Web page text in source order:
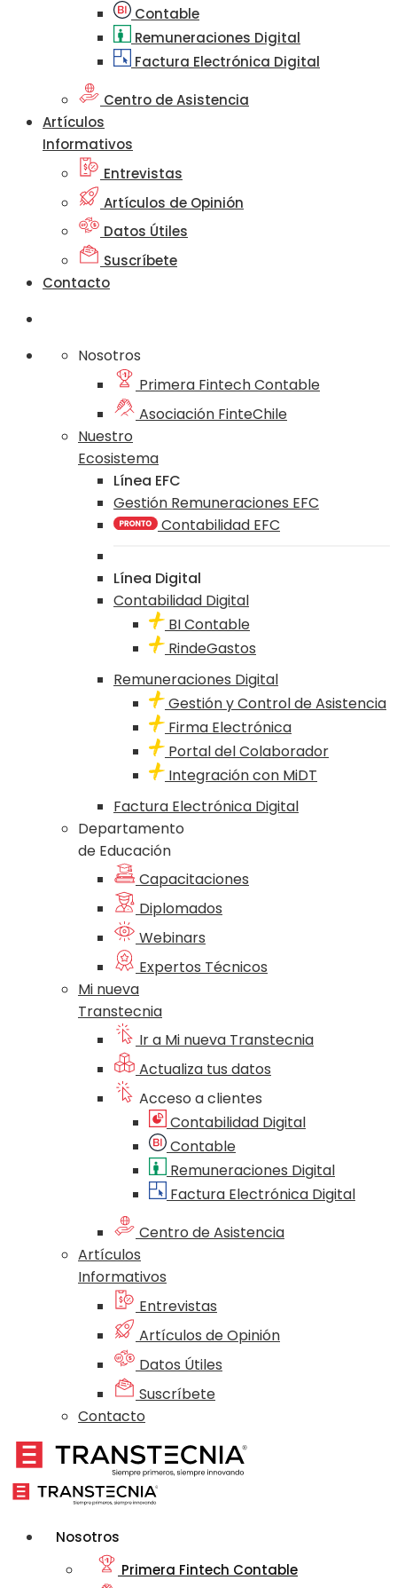
Contable
Remuneraciones Digital
Factura Electrónica Digital
Centro de Asistencia
Artículos
Informativos
Entrevistas
Artículos de Opinión
Datos Útiles
Suscríbete
Contacto
Nosotros
Primera Fintech Contable
Asociación FinteChile
Nuestro
Ecosistema
Línea EFC
Gestión Remuneraciones EFC
Contabilidad EFC
Línea Digital
Contabilidad Digital
BI Contable
RindeGastos
Remuneraciones Digital
Gestión y Control de Asistencia
Firma Electrónica
Portal del Colaborador
Integración con MiDT
Factura Electrónica Digital
Departamento
de Educación
Capacitaciones
Diplomados
Webinars
Expertos Técnicos
Mi nueva
Transtecnia
Ir a Mi nueva Transtecnia
Actualiza tus datos
Acceso a clientes
Contabilidad Digital
Contable
Remuneraciones Digital
Factura Electrónica Digital
Centro de Asistencia
Artículos
Informativos
Entrevistas
Artículos de Opinión
Datos Útiles
Suscríbete
Contacto
Nosotros
Primera Fintech Contable